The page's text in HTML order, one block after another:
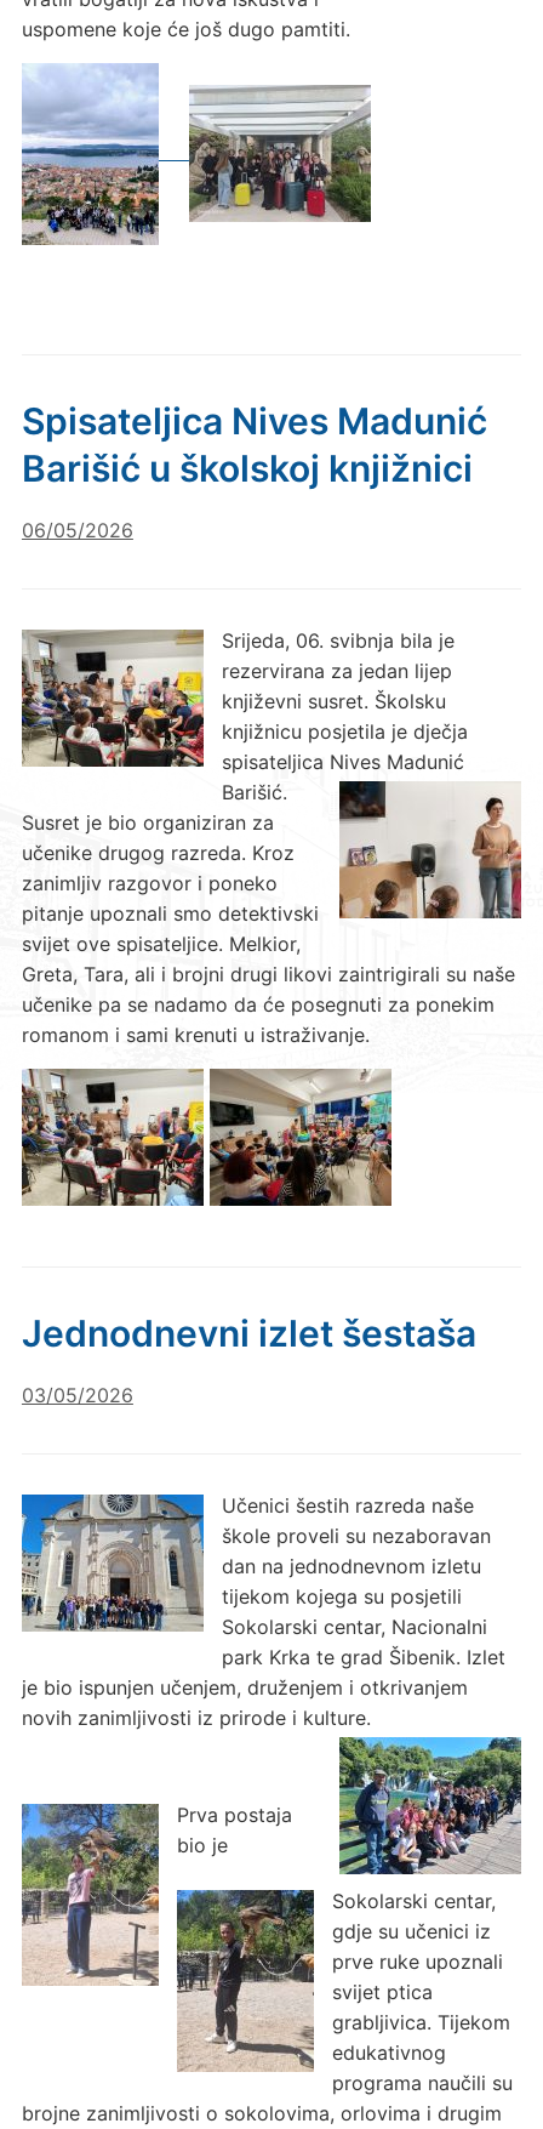
uspomene koje će još dugo pamtiti.
Spisateljica Nives Madunić
Barišić u školskoj knjižnici
06/05/2026
Srijeda, 06. svibnja bila je
rezervirana za jedan lijep
književni susret. Školsku
knjižnicu posjetila je dječja
spisateljica Nives Madunić
Barišić.
Susret je bio organiziran za
učenike drugog razreda. Kroz
zanimljiv razgovor i poneko
pitanje upoznali smo detektivski
svijet ove spisateljice. Melkior,
Greta, Tara, ali i brojni drugi likovi zaintrigirali su naše
učenike pa se nadamo da će posegnuti za ponekim
romanom i sami krenuti u istraživanje.
Jednodnevni izlet šestaša
03/05/2026
Učenici šestih razreda naše
škole proveli su nezaboravan
dan na jednodnevnom izletu
tijekom kojega su posjetili
Sokolarski centar, Nacionalni
park Krka te grad Šibenik. Izlet
je bio ispunjen učenjem, druženjem i otkrivanjem
novih zanimljivosti iz prirode i kulture.
Prva postaja
bio je
Sokolarski centar,
gdje su učenici iz
prve ruke upoznali
svijet ptica
grabljivica. Tijekom
edukativnog
programa naučili su
brojne zanimljivosti o sokolovima, orlovima i drugim